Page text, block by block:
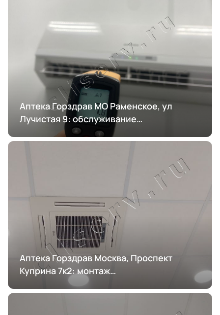
Аптека Горздрав МО Раменское, ул
Лучистая 9: обслуживание
кондиционирования
Аптека Горздрав Москва, Проспект
Куприна 7к2: монтаж
кондиционирования